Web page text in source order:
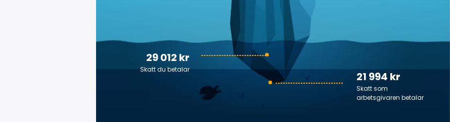
21 994 kr
Skatt som
arbetsgivaren betalar
29 012 kr
Skatt du betalar